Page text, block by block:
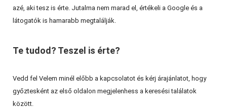
azé, aki tesz is érte. Jutalma nem marad el, értékeli a Google és a
látogatók is hamarabb megtalálják.
Te tudod? Teszel is érte?
Vedd fel Velem minél előbb a kapcsolatot és kérj árajánlatot, hogy
győztesként az első oldalon megjelenhess a keresési találatok
között.